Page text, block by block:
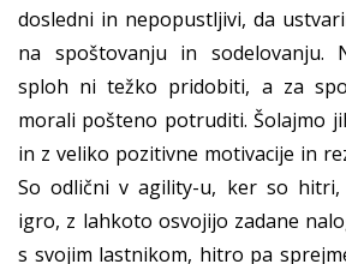
dosledni in nepopustljivi, da
na spoštovanju in sodelovanju.
sploh ni težko pridobiti, a za
morali pošteno potruditi. Šolajmo
in z veliko pozitivne motivacije in
So odlični v agility-u, ker so
igro, z lahkoto osvojijo zadane
s svojim lastnikom, hitro pa